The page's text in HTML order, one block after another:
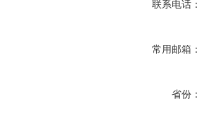
联系电话：
常用邮箱：
省份：